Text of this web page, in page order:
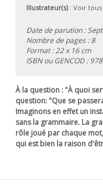
Illustrateur(s): Voir
Date de parution :
Nombre de pages : 8
Format : 22 x 16 cm
ISBN ou GENCOD :
À la question : "À quoi
question: "Que se
Imaginons en effet un
sans la grammaire. La
rôle joué par chaque
qui est bien la raison